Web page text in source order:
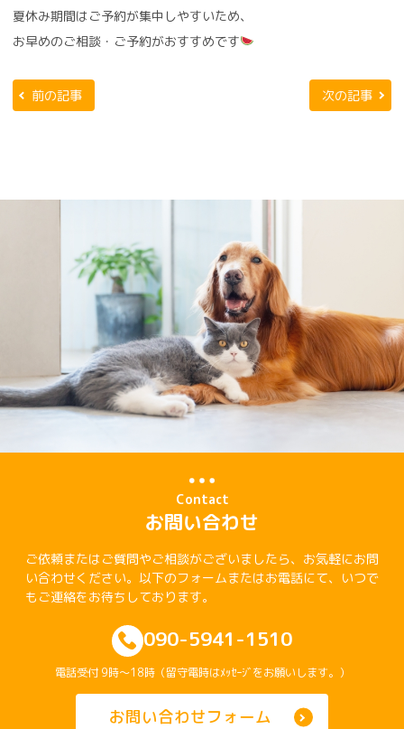
夏休み期間はご予約が集中しやすいため、
お早めのご相談・ご予約がおすすめです
前の記事 次の記事
Contact
お問い合わせ
ご依頼またはご質問やご相談がございましたら、お気軽にお問
い合わせください。以下のフォームまたはお電話にて、いつで
もご連絡をお待ちしております。
090-5941-1510
電話受付 9時～18時（留守電時はﾒｯｾｰｼﾞをお願いします。）
お問い合わせフォーム